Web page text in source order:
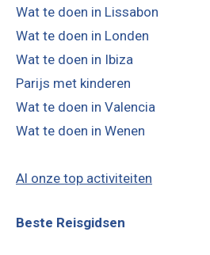
Wat te doen in Lissabon
Wat te doen in Londen
Wat te doen in Ibiza
Parijs met kinderen
Wat te doen in Valencia
Wat te doen in Wenen
Al onze top activiteiten
Beste Reisgidsen